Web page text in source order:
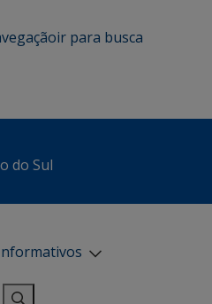
ir para busca
do Sul